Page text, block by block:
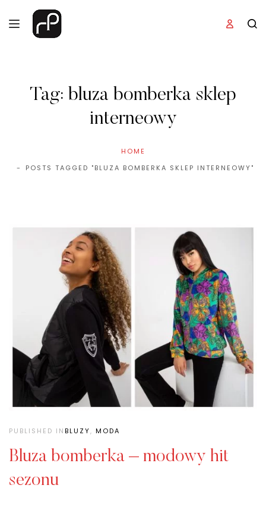
Tag: bluza bomberka sklep
interneowy
HOME
POSTS TAGGED "BLUZA BOMBERKA SKLEP INTERNEOWY"
PUBLISHED INBLUZY, MODA
Bluza bomberka – modowy hit
sezonu